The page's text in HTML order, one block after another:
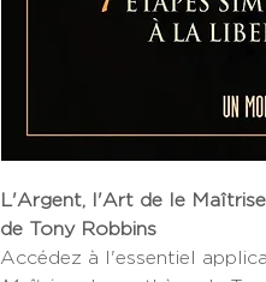
L'Argent, l'Art de le
de Tony Robbins
Accédez à l'essentiel